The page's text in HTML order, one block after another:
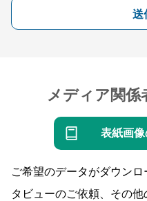
送
メディア関係
表紙画
ご希望のデータがダウン
タビューのご依頼、その